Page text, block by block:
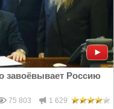
завоёвывает Россию
75 803 1 629